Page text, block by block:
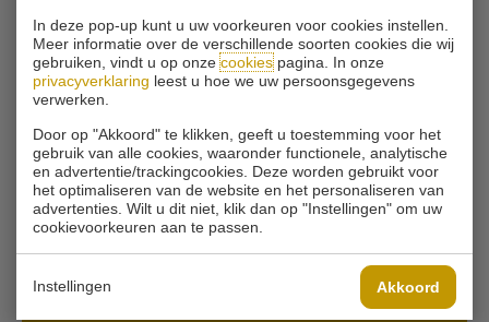
In deze pop-up kunt u uw voorkeuren voor cookies instellen.
Meer informatie over de verschillende soorten cookies die wij
gebruiken, vindt u op onzecookiespagina. In onze
privacyverklaring leest u hoe we uw persoonsgegevens
verwerken.
Door op "Akkoord" te klikken, geeft u toestemming voor het
gebruik van alle cookies, waaronder functionele, analytische
en advertentie/trackingcookies. Deze worden gebruikt voor
het optimaliseren van de website en het personaliseren van
advertenties. Wilt u dit niet, klik dan op "Instellingen" om uw
cookievoorkeuren aan te passen.
Instellingen Akkoord
13-08
Trainingsavond
VOLLEDIGE AGENDA
BLIJF OP DE HOOGTE
Schrijf u in en blijf op de hoogte van alle aanbiedingen en
actualiteiten.